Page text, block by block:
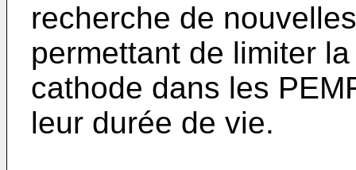
recherche de
permettant de limiter
cathode dans les
leur durée de vie.